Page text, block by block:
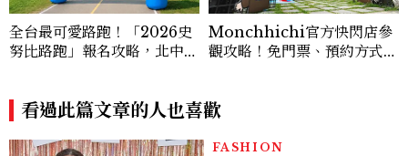
全台最可愛路跑！「2026史
努比路跑」報名攻略，北中南
Monchhichi官方快閃店參
觀攻略！免門票、預約方式、
看過此篇文章的人也喜歡
FASHION